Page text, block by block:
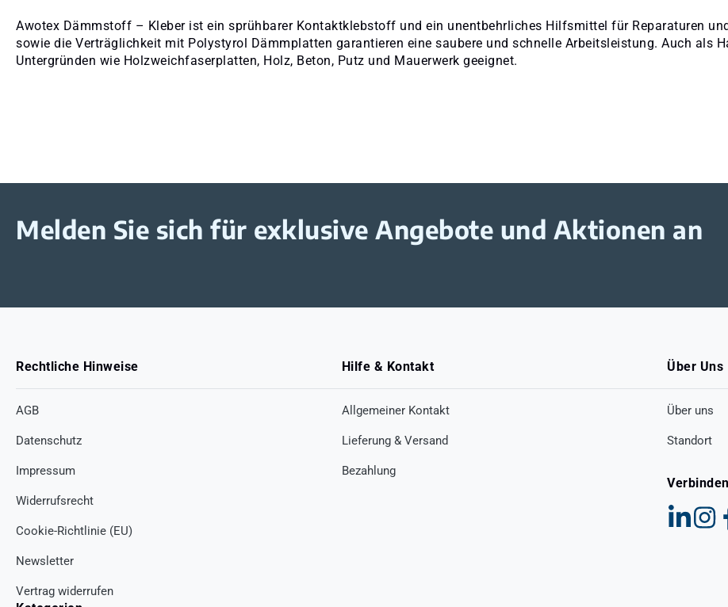
Awotex Dämmstoff – Kleber ist ein sprühbarer Kontaktklebstoff und ein unentbehrliches Hilfsmittel für Reparaturen
sowie die Verträglichkeit mit Polystyrol Dämmplatten garantieren eine saubere und schnelle Arbeitsleistung. Auch als
Untergründen wie Holzweichfaserplatten, Holz, Beton, Putz und Mauerwerk geeignet.
Melden Sie sich für exklusive Angebote und Aktionen an
Rechtliche Hinweise
AGB
Datenschutz
Impressum
Widerrufsrecht
Cookie-Richtlinie (EU)
Newsletter
Vertrag widerrufen
Hilfe & Kontakt
Allgemeiner Kontakt
Lieferung & Versand
Bezahlung
Über Uns
Über uns
Standort